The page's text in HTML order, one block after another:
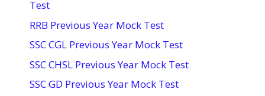
Test
RRB Previous Year Mock Test
SSC CGL Previous Year Mock Test
SSC CHSL Previous Year Mock Test
SSC GD Previous Year Mock Test